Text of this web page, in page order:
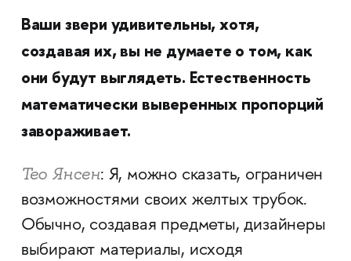
Ваши звери удивительны, хотя,
создавая их, вы не думаете о том, как
они будут выглядеть. Естественность
математически выверенных пропорций
завораживает.
Тео Янсен: Я, можно сказать, ограничен
возможностями своих желтых трубок.
Обычно, создавая предметы, дизайнеры
выбирают материалы, исходя